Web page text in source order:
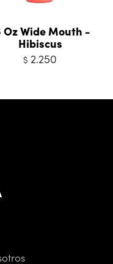
Oz Wide Mouth -
Hibiscus
$ 2.250